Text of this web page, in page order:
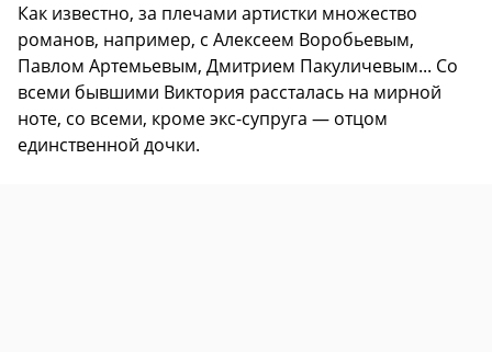
Как известно, за плечами артистки множество
романов, например, с Алексеем Воробьевым,
Павлом Артемьевым, Дмитрием Пакуличевым... Со
всеми бывшими Виктория рассталась на мирной
ноте, со всеми, кроме экс-супруга — отцом
единственной дочки.